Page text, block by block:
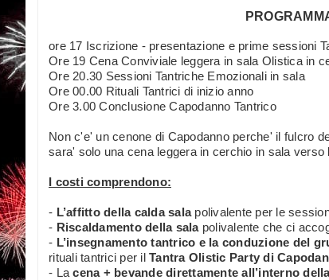
ore 17 Iscrizione - presentazione e prime sessioni
Ore 19 Cena Conviviale leggera in sala Olistica in
Ore 20.30 Sessioni Tantriche Emozionali in sala
Ore 00.00 Rituali Tantrici di inizio anno
Ore 3.00 Conclusione Capodanno Tantrico
Non c'e' un cenone di Capodanno perche' il fulcro
sara' solo una cena leggera in cerchio in sala verso
I costi comprendono:
- L’affitto della calda salapolivalente per le
- Riscaldamento della salapolivalente che ci
- L’insegnamento tantrico e la conduzione del
rituali tantrici per il Tantra Olistic Party di
- Lacena + bevande direttamente all’interno